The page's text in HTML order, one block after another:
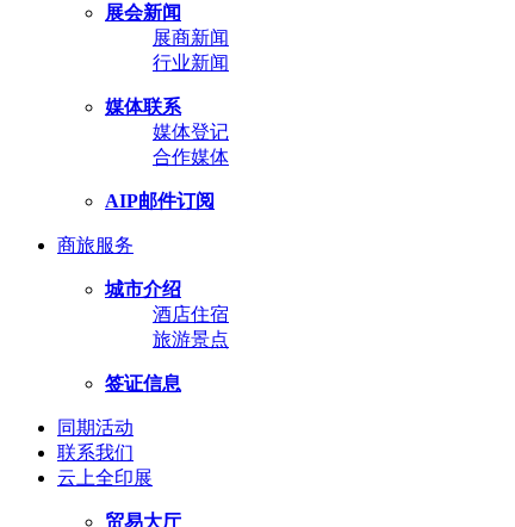
展会新闻
展商新闻
行业新闻
媒体联系
媒体登记
合作媒体
AIP邮件订阅
商旅服务
城市介绍
酒店住宿
旅游景点
签证信息
同期活动
联系我们
云上全印展
贸易大厅